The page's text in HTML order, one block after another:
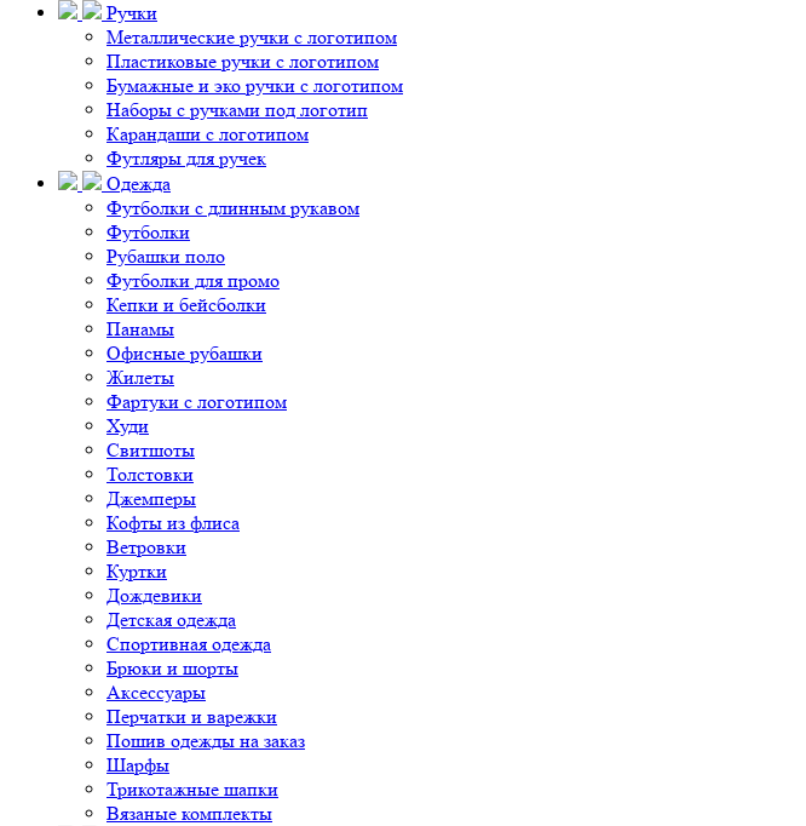
Ручки
Металлические ручки с логотипом
Пластиковые ручки с логотипом
Бумажные и эко ручки с логотипом
Наборы с ручками под логотип
Карандаши с логотипом
Футляры для ручек
Одежда
Футболки с длинным рукавом
Футболки
Рубашки поло
Футболки для промо
Кепки и бейсболки
Панамы
Офисные рубашки
Жилеты
Фартуки с логотипом
Худи
Свитшоты
Толстовки
Джемперы
Кофты из флиса
Ветровки
Куртки
Дождевики
Детская одежда
Спортивная одежда
Брюки и шорты
Аксессуары
Перчатки и варежки
Пошив одежды на заказ
Шарфы
Трикотажные шапки
Вязаные комплекты